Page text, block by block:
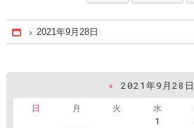
Home
2021年9月28日
« 2021年9月28日
日
月 火 水
1